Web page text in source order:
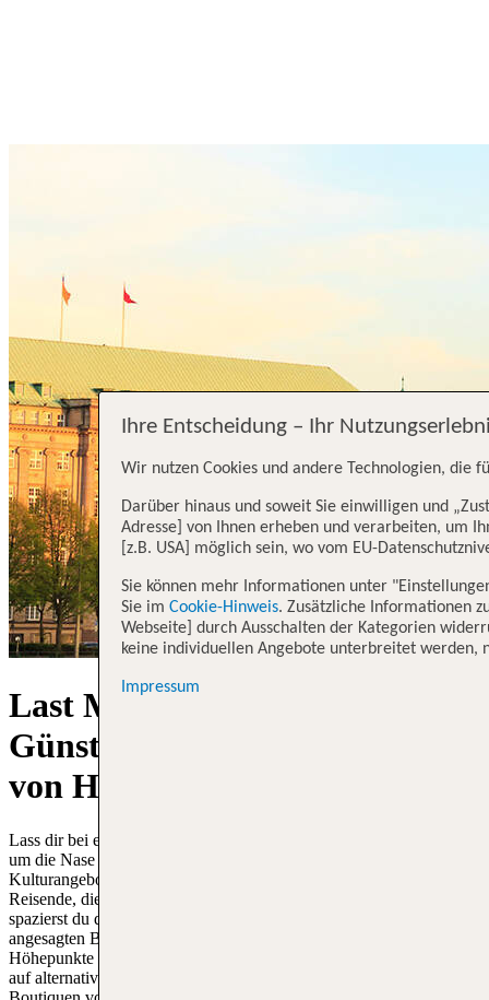
Last Minute Hamburg -
Günstige Angebote nach und
von Hamburg
Lass dir bei einem Spontantrip nach Hamburg frischen Nordwind
um die Nase wehen! Die Hansestadt lockt mit ihrem vielfältigen
Kulturangebot Musical-Liebhaber ebenso in den Norden wie
Reisende, die nach kontrastreichen Eindrücken Ausschau halten. So
spazierst du durch die gigantische Speicherstadt und besuchst die
angesagten Bars und Clubs im Szenekiez Sankt Pauli. Kulturelle
Höhepunkte in der erst 2016 fertiggestellten Elbphilharmonie treffen
auf alternativ ausgerichtete Shoppingerlebnisse in den kleinen
Ihre Entscheidung – Ihr
Wir nutzen Cookies und andere Technologien, die
Darüber hinaus und soweit Sie einwilligen und
Adresse] von Ihnen erheben und verarbeiten, um
[z.B. USA] möglich sein, wo vom EU-
Sie können mehr Informationen unter
Sie im Cookie-Hinweis. Zusätzliche Informationen
Webseite] durch Ausschalten der Kategorien
keine individuellen Angebote unterbreitet werden,
Impressum